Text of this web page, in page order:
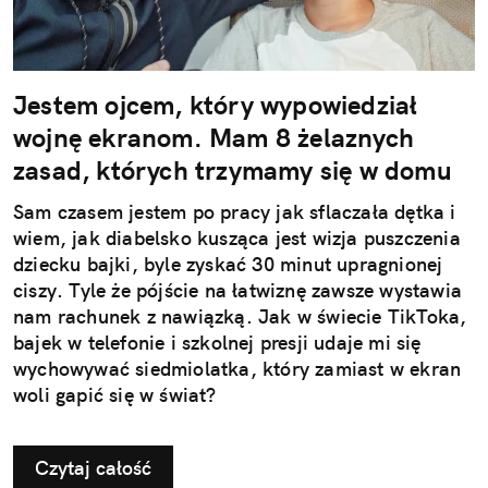
Jestem ojcem, który wypowiedział
wojnę ekranom. Mam 8 żelaznych
zasad, których trzymamy się w domu
Sam czasem jestem po pracy jak sflaczała dętka i
wiem, jak diabelsko kusząca jest wizja puszczenia
dziecku bajki, byle zyskać 30 minut upragnionej
ciszy. Tyle że pójście na łatwiznę zawsze wystawia
nam rachunek z nawiązką. Jak w świecie TikToka,
bajek w telefonie i szkolnej presji udaje mi się
wychowywać siedmiolatka, który zamiast w ekran
woli gapić się w świat?
Czytaj całość